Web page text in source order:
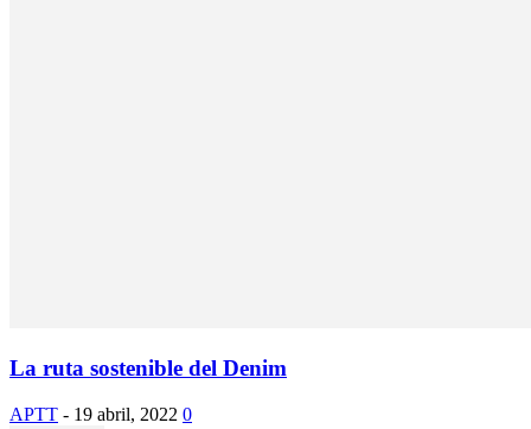
La ruta sostenible del Denim
APTT - 19 abril, 2022 0